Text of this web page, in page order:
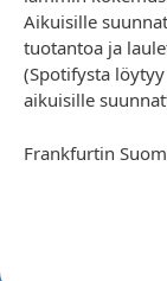
Aikuisille
tuotantoa ja
(Spotifysta
aikuisille
Frankfurtin